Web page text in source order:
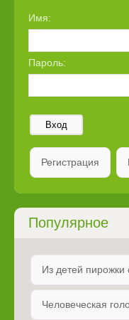
Имя:
Пароль:
Вход
Регистрация
Популярное
Из детей пирожки
Человеческая